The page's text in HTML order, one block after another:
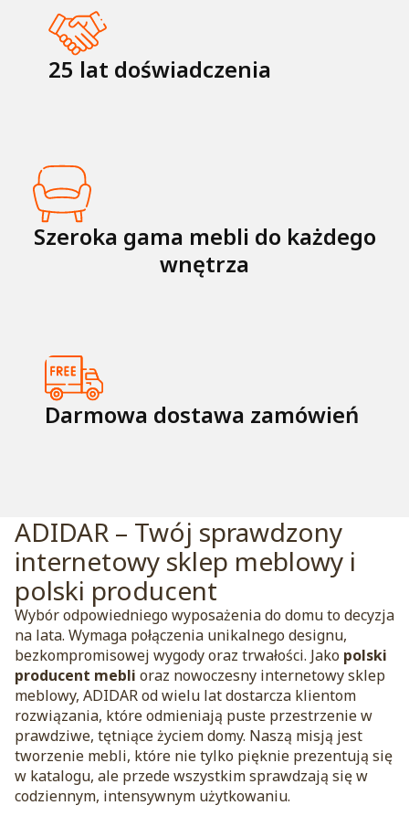
25 lat doświadczenia
Szeroka gama mebli do każdego
wnętrza
Darmowa dostawa zamówień
ADIDAR – Twój sprawdzony
internetowy sklep meblowy i
polski producent
Wybór odpowiedniego wyposażenia do domu to decyzja
na lata. Wymaga połączenia unikalnego designu,
bezkompromisowej wygody oraz trwałości. Jako polski
producent mebli oraz nowoczesny internetowy sklep
meblowy, ADIDAR od wielu lat dostarcza klientom
rozwiązania, które odmieniają puste przestrzenie w
prawdziwe, tętniące życiem domy. Naszą misją jest
tworzenie mebli, które nie tylko pięknie prezentują się
w katalogu, ale przede wszystkim sprawdzają się w
codziennym, intensywnym użytkowaniu.